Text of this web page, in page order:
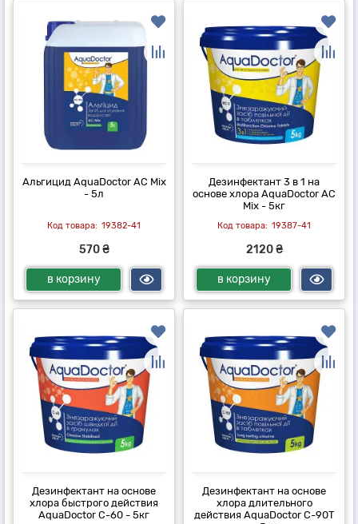
Альгицид AquaDoctor AC Mix
- 5л
19382-41
570 ₴
в корзину
Дезинфектант 3 в 1 на
основе хлора AquaDoctor AC
Mix - 5кг
19387-41
2120 ₴
в корзину
Дезинфектант на основе
хлора быстрого действия
AquaDoctor C-60 - 5кг
Дезинфектант на основе
хлора длительного
действия AquaDoctor C-90T